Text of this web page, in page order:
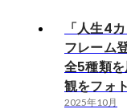
「人生4
フレーム
全5種類
観をフォ
2025年10月